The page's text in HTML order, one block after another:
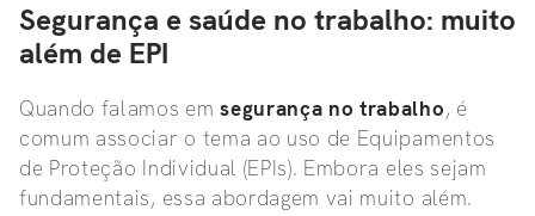
Segurança e saúde no trabalho: muito
além de EPI
Quando falamos emsegurança no trabalho, é
comum associar o tema ao uso de Equipamentos
de Proteção Individual (EPIs). Embora eles sejam
fundamentais, essa abordagem vai muito além.